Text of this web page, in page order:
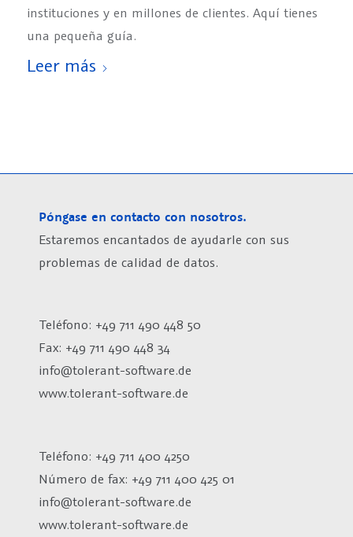
instituciones y en millones de clientes. Aquí tienes
una pequeña guía.
Leer más
Póngase en contacto con nosotros.
Estaremos encantados de ayudarle con sus
problemas de calidad de datos.
Teléfono: +49 711 490 448 50
Fax: +49 711 490 448 34
info@tolerant-software.de
www.tolerant-software.de
Teléfono: +49 711 400 4250
Número de fax: +49 711 400 425 01
info@tolerant-software.de
www.tolerant-software.de